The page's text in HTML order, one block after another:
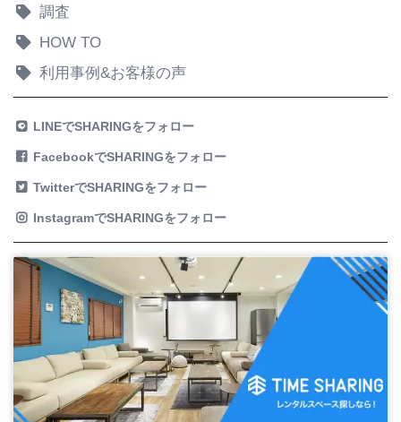
調査
HOW TO
利用事例&お客様の声
LINEでSHARINGをフォロー
FacebookでSHARINGをフォロー
TwitterでSHARINGをフォロー
InstagramでSHARINGをフォロー